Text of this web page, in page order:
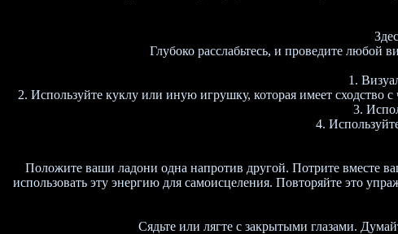
Глубоко расслабьтесь, и проведите любой
1.
2. Используйте куклу или иную игрушку, которая имеет сходство
3.
4.
Положите ваши ладони одна напротив другой. Потрите вместе
использовать эту энергию для самоисцеления. Повторяйте это
Сядьте или лягте с закрытыми глазами.